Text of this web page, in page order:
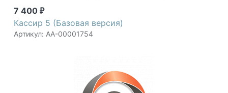
7 400 ₽
Кассир 5 (Базовая версия)
Артикул: АА-00001754